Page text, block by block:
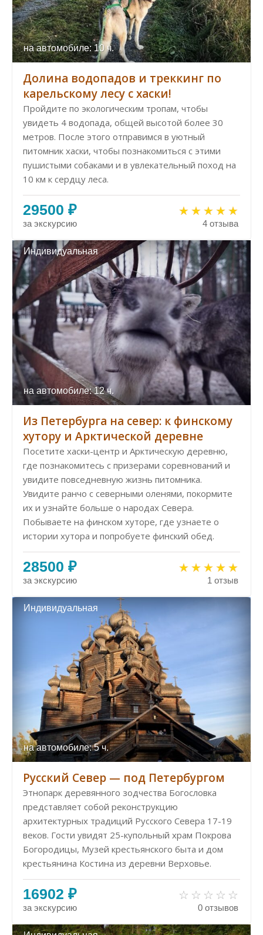
на автомобиле: 10 ч.
Долина водопадов и треккинг по
карельскому лесу с хаски!
Пройдите по экологическим тропам, чтобы
увидеть 4 водопада, общей высотой более 30
метров. После этого отправимся в уютный
питомник хаски, чтобы познакомиться с этими
пушистыми собаками и в увлекательный поход на
10 км к сердцу леса.
29500 ₽
за экскурсию 4 отзыва
Индивидуальная
на автомобиле: 12 ч.
Из Петербурга на север: к финскому
хутору и Арктической деревне
Посетите хаски-центр и Арктическую деревню,
где познакомитесь с призерами соревнований и
увидите повседневную жизнь питомника.
Увидите ранчо с северными оленями, покормите
их и узнайте больше о народах Севера.
Побываете на финском хуторе, где узнаете о
истории хутора и попробуете финский обед.
28500 ₽
за экскурсию 1 отзыв
Индивидуальная
на автомобиле: 5 ч.
Русский Север — под Петербургом
Этнопарк деревянного зодчества Богословка
представляет собой реконструкцию
архитектурных традиций Русского Севера 17-19
веков. Гости увидят 25-купольный храм Покрова
Богородицы, Музей крестьянского быта и дом
крестьянина Костина из деревни Верховье.
16902 ₽
за экскурсию 0 отзывов